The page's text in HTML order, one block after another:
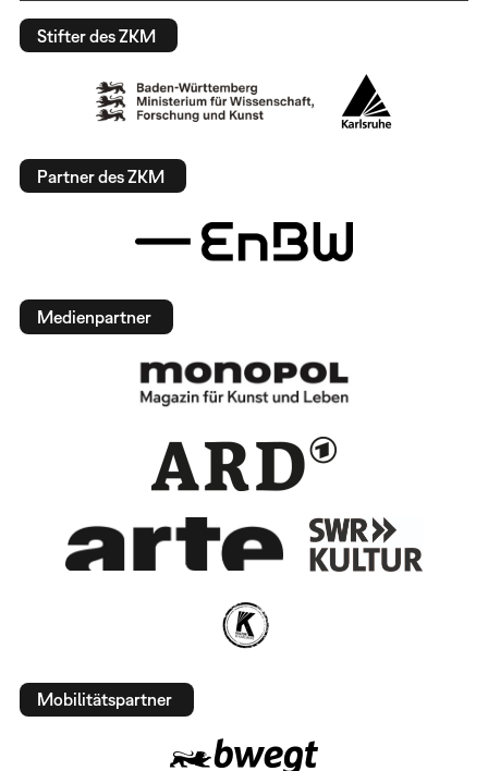
Stifter des ZKM
Partner des ZKM
Medienpartner
Mobilitätspartner